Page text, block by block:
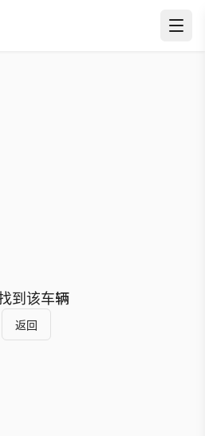
到该车辆
返回